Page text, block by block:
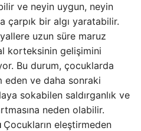
ve neyin uygun, neyin
çarpık bir algı yaratabilir.
uzun süre maruz
korteksinin gelişimini
Bu durum, çocuklarda
eden ve daha sonraki
sokabilen saldırganlık ve
neden olabilir.
Çocukların eleştirmeden